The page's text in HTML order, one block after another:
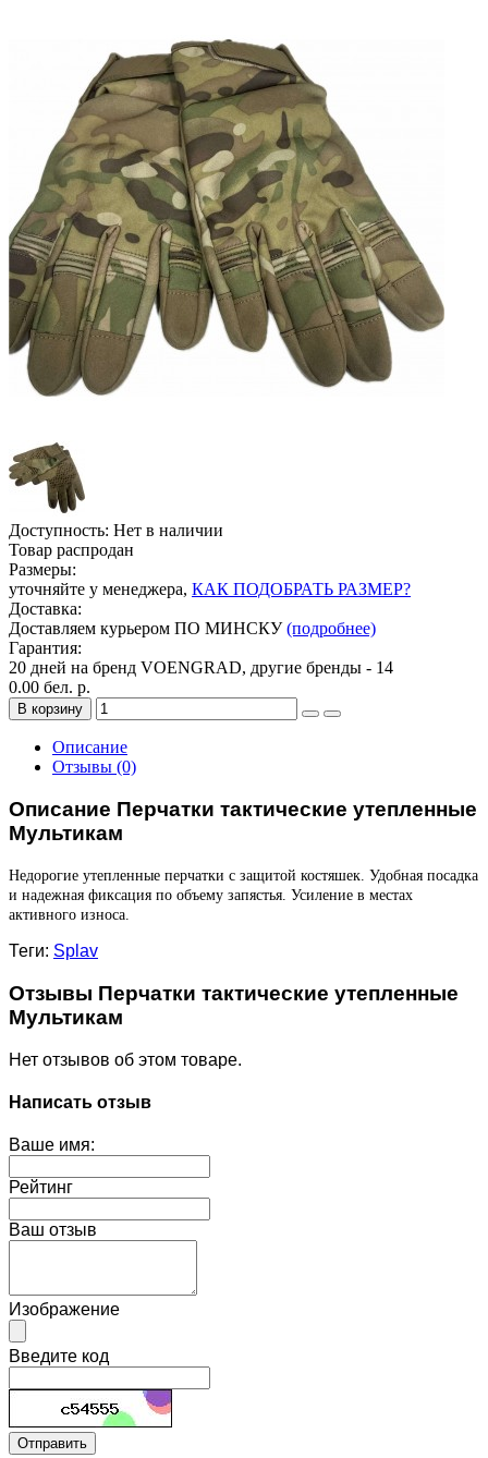
Доступность: Нет в наличии
Товар распродан
Размеры:
уточняйте у менеджера, КАК ПОДОБРАТЬ РАЗМЕР?
Доставка:
Доставляем курьером ПО МИНСКУ(подробнее)
Гарантия:
20 дней на бренд VOENGRAD, другие бренды - 14
0.00 бел. р.
В корзину
Описание
Отзывы (0)
Описание Перчатки тактические утепленные
Мультикам
Недорогие утепленные перчатки с защитой костяшек. Удобная посадка
и надежная фиксация по объему запястья. Усиление в местах
активного износа.
Теги: Splav
Отзывы Перчатки тактические утепленные
Мультикам
Нет отзывов об этом товаре.
Написать отзыв
Ваше имя:
Рейтинг
Ваш отзыв
Изображение
Введите код
Отправить